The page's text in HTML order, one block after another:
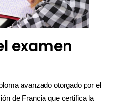
examen
avanzado otorgado por el
de Francia que certifica la